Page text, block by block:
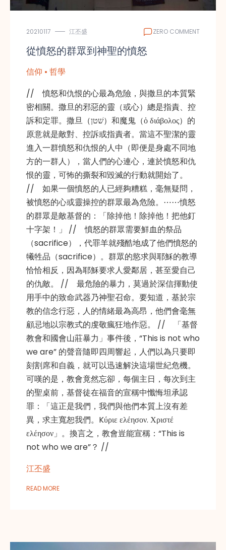
20210117 江丕盛 ZERO COMMENT
從憤怒的群眾到神聖的憤怒
信仰 • 哲學
// 憤怒和仇恨的心最為危險，與撒旦的本質緊
密相關。撒旦的邪惡的靈（或心）總是指責、控
訴和定罪。撒旦（שׁטן）和魔鬼（ὁ διάβολος）的
原意就是敵對、控訴或指責者。當這不聖潔的靈
進入一群憤怒和仇恨的人中（即便是身處不同地
方的一群人），當人們的心連心，連於憤怒和仇
恨的靈，可怖的撕裂和毀滅的行動就開始了。
// 如果一個憤怒的人已經夠糟糕，毫無疑問，
被憤怒的心或靈操控的群眾最為危險。⋯⋯憤怒
的群眾是敵基督的：「除掉他！除掉他！把他釘
十字架！」 // 憤怒的群眾需要鮮血的祭品
（sacrifice），代罪羊就殘酷地成了他們憤怒的
犧牲品（sacrifice）。群眾的慾求與耶穌的教導
恰恰相反，因為耶穌要求人愛鄰居，甚至愛自己
的仇敵。 // 最危險的暴力，莫過於深信揮動使
用手中的致命武器乃神聖召命。要知道，基於宗
教的信念行惡，人的情緒最為高昂，他們會毫無
顧忌地以宗教式的虔敬瘋狂地作惡。 // 「基督
教會和國會山莊暴力」事件後，“This is not who
we are” 的聲音隨即四周響起，人們以為只要即
刻割席和自義，就可以迅速解決這場世紀危機。
可嘆的是，教會竟然忘卻，每個主日，每次到主
的聖桌前，基督徒在福音的宣稱中懺悔坦承認
罪：「這正是我們，我們與他們本質上沒有差
異，求主寬恕我們。Kύριε ελέησον. Χριστέ
ελέησον」。換言之，教會豈能宣稱：“This is
not who we are”？ //
江丕盛
READ MORE